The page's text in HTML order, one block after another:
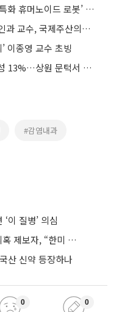
한림대성심병원, ‘가정·의료 환경 특화 휴머노이드 로봇’ 연구개발 착수
이근영 한림대강남성심병원 산부인과 교수, 국제주산의학회 이사 임명
이종영 교수 초빙
美 클래리티 법안 연내 통과 가능성 13%…상원 문턱서 제동
#감염내과
이 질병’ 의심
한미약품 송영숙 회장 법인카드 의혹 제보자, “한미 잘 되기 바라는 마음”
산 신약 등장하나
0 0